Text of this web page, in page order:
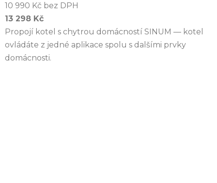
10 990 Kč bez DPH
13 298 Kč
Propojí kotel s chytrou domácností SINUM — kotel
ovládáte z jedné aplikace spolu s dalšími prvky
domácnosti.